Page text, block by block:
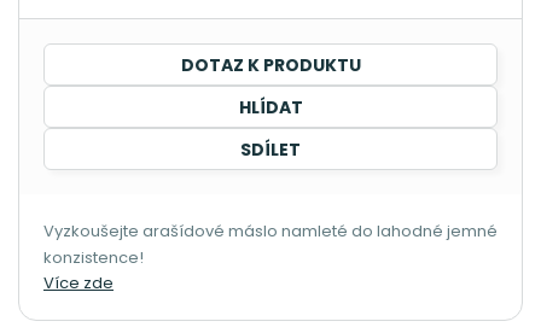
DOTAZ K PRODUKTU
HLÍDAT
SDÍLET
Vyzkoušejte arašídové máslo namleté do lahodné jemné
konzistence!
Více zde